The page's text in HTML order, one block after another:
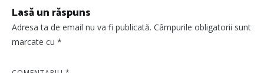
Lasă un răspuns
Adresa ta de email nu va fi publicată. Câmpurile obligatorii sunt
marcate cu *